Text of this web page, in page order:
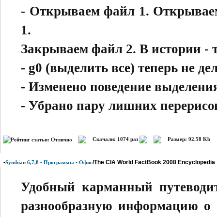
- Открываем файл 1.
1.
Закрываем файл 2. В истории -
- g0 (выделить все) теперь не
- Изменено поведение
- Убрано пару лишних
Скачали: 1074 раз Размер: 92.58 Kb
•Symbian 6,7,8 • Программы • Офис/The CIA World FactBook 2008 Encyclopedia
Удобный карманный
разнообразную информацию о